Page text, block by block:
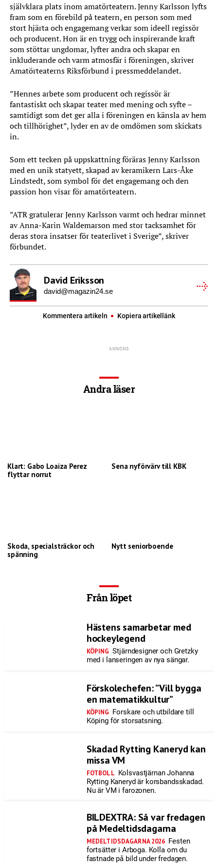
självklara plats inom amatörteatern. Jenny Karlsson lyfts
fram som en förebild på teatern, en person som med
stort hjärta och engagemang verkar som ideell regissör
och producent. Hon är en trygg och inspirerande kraft
som stöttar ungdomar, lyfter andra och skapar en
inkluderande och varm atmosfär i föreningen, skriver
Amatörteaterns Riksförbund i pressmeddelandet.
”Hennes arbete som producent och regissör är
fantastiskt och skapar teater med mening och syfte –
samtidigt som det ger alla i föreningen en känsla av hem
och tillhörighet”, lyder en av de omdömen som skickats
in.
Som ett tecken på uppskattning föräras Jenny Karlsson
med en unik statyett, skapad av keramikern Lars-Åke
Lindstedt, som symbol för det engagemang och den
passion hon visar för amatörteatern.
”ATR gratulerar Jenny Karlsson varmt och hedrar minnet
av Anna-Karin Waldemarson med stor tacksamhet för
deras stora insatser för teaterlivet i Sverige”, skriver
förbundet.
David Eriksson
david@magazin24.se
Kommentera artikeln Kopiera artikellänk
Andra läser
Klart: Gabo Loaiza Perez
flyttar norrut
Sena nyförvärv till KBK
Skoda, specialsträckor och
spänning
Nytt seniorboende
Från löpet
Hästens samarbetar med
hockeylegend
KÖPING Stjärndesigner och Gretzky
med i lanseringen av nya sängar.
Förskolechefen: ”Vill bygga
en matematikkultur”
KÖPING Forskare och utbildare till
Köping för storsatsning.
Skadad Rytting Kaneryd kan
missa VM
FOTBOLL Kolsvastjärnan Johanna
Rytting Kaneryd är korsbandsskadad.
Nu är VM i farozonen.
BILDEXTRA: Så var fredagen
på Medeltidsdagarna
MEDELTIDSDAGARNA 2026 Festen
fortsätter i Arboga. Kolla om du
fastnade på bild under fredagen.